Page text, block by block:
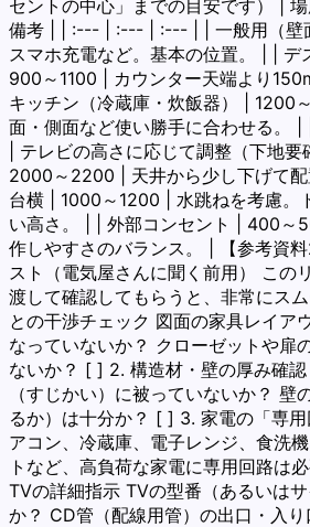
セントの中心」までの目安です） |
備考 | | :--- | :--- | :--- | | 一般用（壁
スマホ充電など。基本の位置。 | | デ
900～1100 | カウンター天端より
キッチン（冷蔵庫・炊飯器） | 1200
面・側面など使い勝手に合わせる。
| テレビの高さに応じて調整（下地要
2000～2200 | 天井から少し下げて
台横 | 1000～1200 | 水跳ねを考慮。
い高さ。 | | 外部コンセント | 400～
作しやすさのバランス。 | 【参考資
スト（電気屋さんに聞く前用） この
渡して確認してもらうと、非常にス
との干渉チェック 図面の家具レイア
なっていないか？ クローゼットや扉
ないか？ [ ] 2. 構造材・壁の厚み確
（すじかい）に被っていないか？ 壁
るか）は十分か？ [ ] 3. 家電の「専
アコン、冷蔵庫、電子レンジ、食洗
トなど、高負荷な家電に専用回路は
TVの詳細指示 TVの型番（あるいは
か？ CD管（配線用管）の出口・入